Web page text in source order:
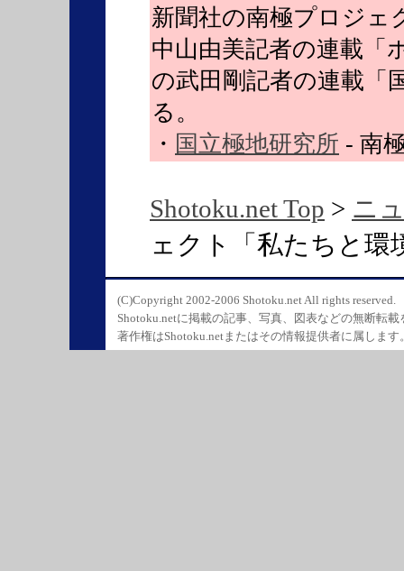
新聞社の南極プロジェ
中山由美記者の連載「
の武田剛記者の連載「
る。
・ 国立極地研究所 - 南
Shotoku.net Top > ニ
ェクト「私たちと環
(C)Copyright 2002-2006 Shotoku.net All rights reserved.
Shotoku.netに掲載の記事、写真、図表などの無断転載
著作権はShotoku.netまたはその情報提供者に属します